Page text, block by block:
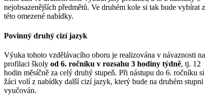
nejobsazenějších předmětů. Ve druhém kole si tak bude vybírat z
této omezené nabídky.
Povinný druhý cizí jazyk
Výuka tohoto vzdělávacího oboru je realizována v návaznosti na
profilaci školy od 6. ročníku v rozsahu 3 hodiny týdně, tj. 12
hodin měsíčně za celý druhý stupeň. Při nástupu do 6. ročníku si
žáci volí z nabídky další cizí jazyk, který bude na druhém stupni
vyučován.